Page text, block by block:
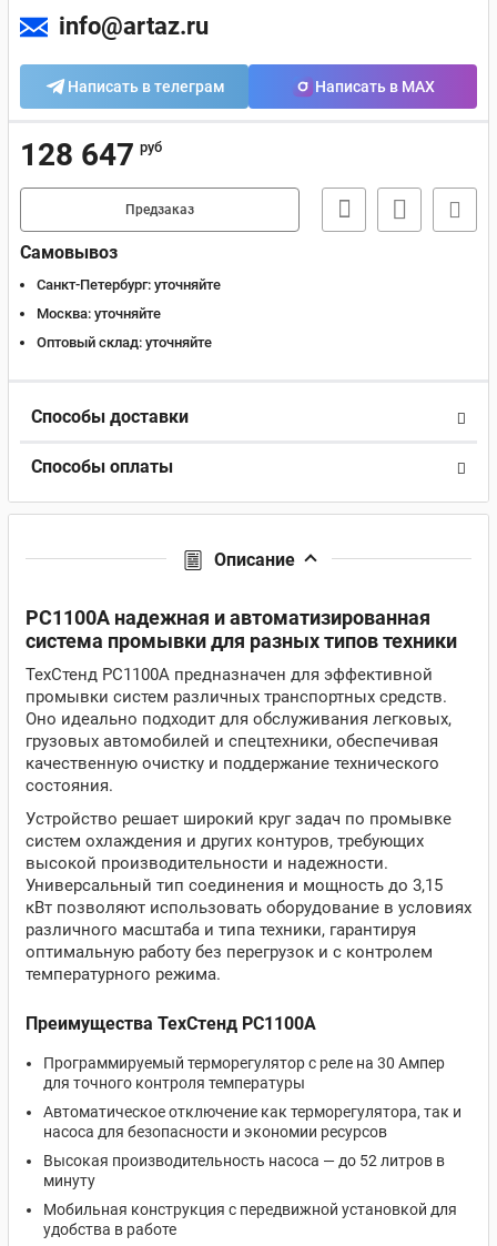
info@artaz.ru
Написать в телеграм Написать в MAX
128 647 руб
Предзаказ
Самовывоз
Санкт-Петербург: уточняйте
Москва: уточняйте
Оптовый склад: уточняйте
Способы доставки
Способы оплаты
Описание
РС1100А надежная и автоматизированная
система промывки для разных типов техники
ТехСтенд РС1100А предназначен для эффективной
промывки систем различных транспортных средств.
Оно идеально подходит для обслуживания легковых,
грузовых автомобилей и спецтехники, обеспечивая
качественную очистку и поддержание технического
состояния.
Устройство решает широкий круг задач по промывке
систем охлаждения и других контуров, требующих
высокой производительности и надежности.
Универсальный тип соединения и мощность до 3,15
кВт позволяют использовать оборудование в условиях
различного масштаба и типа техники, гарантируя
оптимальную работу без перегрузок и с контролем
температурного режима.
Преимущества ТехСтенд РС1100А
Программируемый терморегулятор с реле на 30 Ампер
для точного контроля температуры
Автоматическое отключение как терморегулятора, так и
насоса для безопасности и экономии ресурсов
Высокая производительность насоса — до 52 литров в
минуту
Мобильная конструкция с передвижной установкой для
удобства в работе